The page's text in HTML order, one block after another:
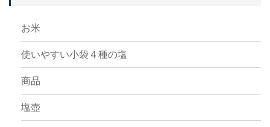
お米
使いやすい小袋４種の塩
商品
塩壺